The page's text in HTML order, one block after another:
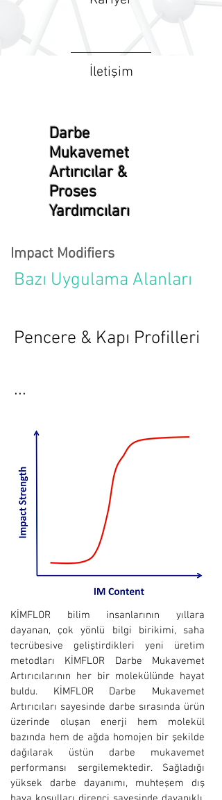
İletişim
Darbe
Mukavemet
Artırıcılar &
Proses
Yardımcıları
Impact Modifiers
Bazı Uygulama Alanları
Pencere & Kapı Profilleri
...
KİMFLOR bilim insanlarının yıllara
dayanan, çok yönlü bilgi birikimi, saha
tecrübesive geliştirdikleri yeni üretim
metodları KİMFLOR Darbe Mukavemet
Artırıcılarının her bir molekülünde hayat
buldu. KİMFLOR Darbe Mukavemet
Artırıcıları sayesinde darbe sırasında ürün
üzerinde oluşan enerji hem molekül
bazında hem de ağda homojen bir şekilde
dağılarak üstün darbe mukavemet
performansı sergilemektedir. Sağladığı
yüksek darbe dayanımı, muhteşem dış